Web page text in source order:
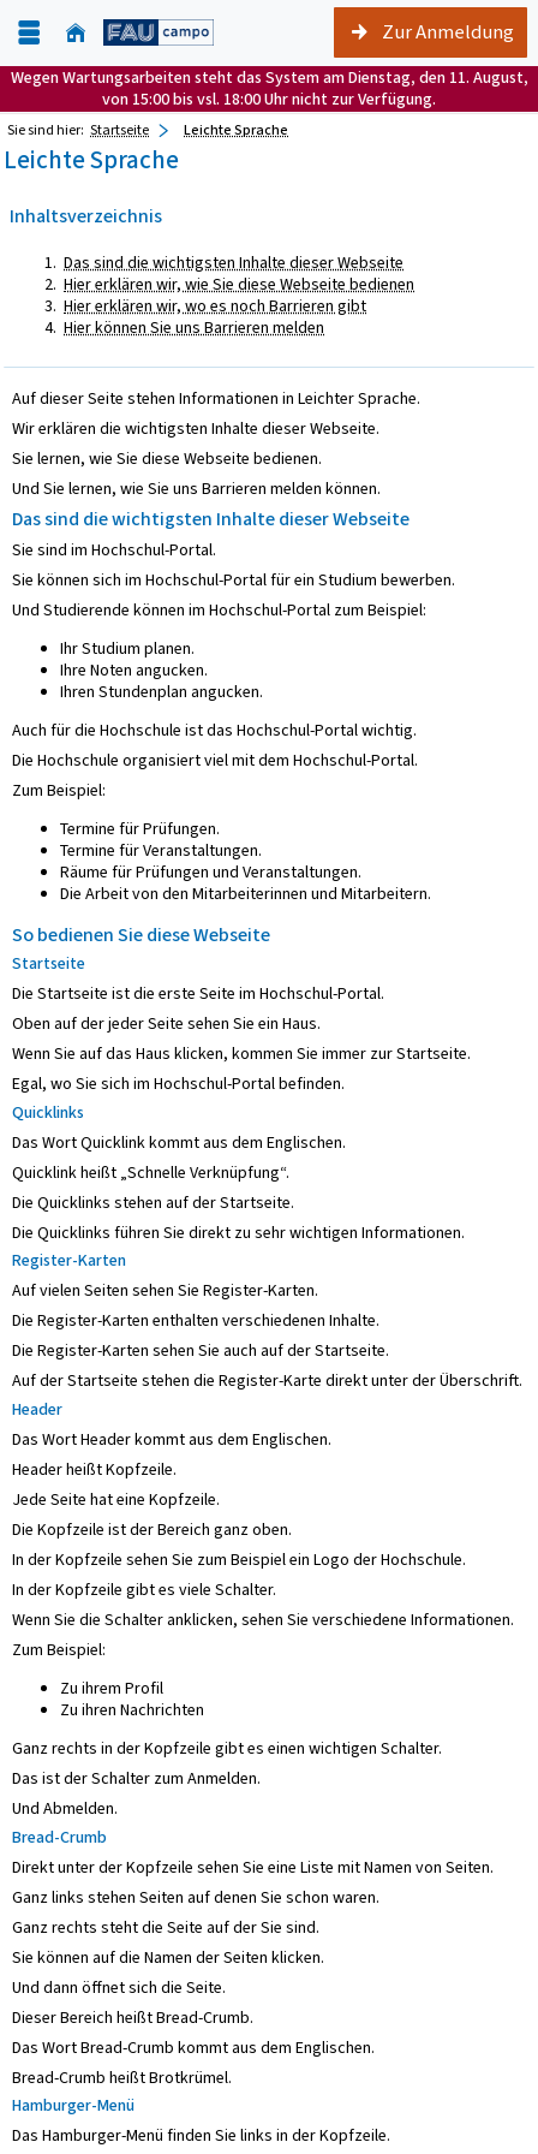
Zur Anmeldung
Wegen Wartungsarbeiten steht das System am Dienstag, den 11. August,
von 15:00 bis vsl. 18:00 Uhr nicht zur Verfügung.
Sie sind hier: Startseite Leichte Sprache
Leichte Sprache
Inhaltsverzeichnis
Das sind die wichtigsten Inhalte dieser Webseite
Hier erklären wir, wie Sie diese Webseite bedienen
Hier erklären wir, wo es noch Barrieren gibt
Hier können Sie uns Barrieren melden
Auf dieser Seite stehen Informationen in Leichter Sprache.
Wir erklären die wichtigsten Inhalte dieser Webseite.
Sie lernen, wie Sie diese Webseite bedienen.
Und Sie lernen, wie Sie uns Barrieren melden können.
Das sind die wichtigsten Inhalte dieser Webseite
Sie sind im Hochschul-Portal.
Sie können sich im Hochschul-Portal für ein Studium bewerben.
Und Studierende können im Hochschul-Portal zum Beispiel:
Ihr Studium planen.
Ihre Noten angucken.
Ihren Stundenplan angucken.
Auch für die Hochschule ist das Hochschul-Portal wichtig.
Die Hochschule organisiert viel mit dem Hochschul-Portal.
Zum Beispiel:
Termine für Prüfungen.
Termine für Veranstaltungen.
Räume für Prüfungen und Veranstaltungen.
Die Arbeit von den Mitarbeiterinnen und Mitarbeitern.
So bedienen Sie diese Webseite
Startseite
Die Startseite ist die erste Seite im Hochschul-Portal.
Oben auf der jeder Seite sehen Sie ein Haus.
Wenn Sie auf das Haus klicken, kommen Sie immer zur Startseite.
Egal, wo Sie sich im Hochschul-Portal befinden.
Quicklinks
Das Wort Quicklink kommt aus dem Englischen.
Quicklink heißt „Schnelle Verknüpfung“.
Die Quicklinks stehen auf der Startseite.
Die Quicklinks führen Sie direkt zu sehr wichtigen Informationen.
Register-Karten
Auf vielen Seiten sehen Sie Register-Karten.
Die Register-Karten enthalten verschiedenen Inhalte.
Die Register-Karten sehen Sie auch auf der Startseite.
Auf der Startseite stehen die Register-Karte direkt unter der Überschrift.
Header
Das Wort Header kommt aus dem Englischen.
Header heißt Kopfzeile.
Jede Seite hat eine Kopfzeile.
Die Kopfzeile ist der Bereich ganz oben.
In der Kopfzeile sehen Sie zum Beispiel ein Logo der Hochschule.
In der Kopfzeile gibt es viele Schalter.
Wenn Sie die Schalter anklicken, sehen Sie verschiedene Informationen.
Zum Beispiel:
Zu ihrem Profil
Zu ihren Nachrichten
Ganz rechts in der Kopfzeile gibt es einen wichtigen Schalter.
Das ist der Schalter zum Anmelden.
Und Abmelden.
Bread-Crumb
Direkt unter der Kopfzeile sehen Sie eine Liste mit Namen von Seiten.
Ganz links stehen Seiten auf denen Sie schon waren.
Ganz rechts steht die Seite auf der Sie sind.
Sie können auf die Namen der Seiten klicken.
Und dann öffnet sich die Seite.
Dieser Bereich heißt Bread-Crumb.
Das Wort Bread-Crumb kommt aus dem Englischen.
Bread-Crumb heißt Brotkrümel.
Hamburger-Menü
Das Hamburger-Menü finden Sie links in der Kopfzeile.